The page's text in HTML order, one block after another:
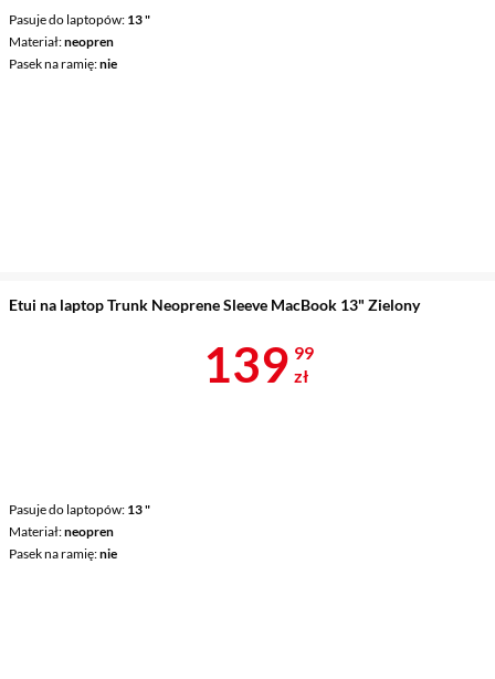
Pasuje do laptopów 13 "
Materiał neopren
Pasek na ramię nie
Etui na laptop Trunk Neoprene Sleeve MacBook 13" Zielony
Pasuje do laptopów 13 "
Materiał neopren
Pasek na ramię nie
Cena 139,99
139 99
zł